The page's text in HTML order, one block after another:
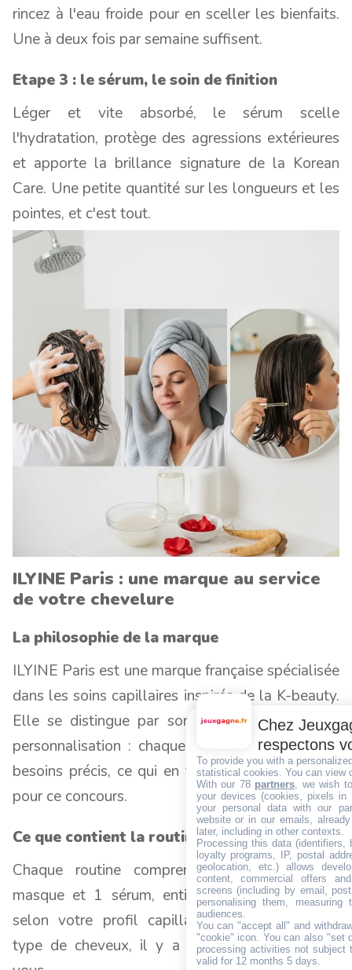
rincez à l'eau froide pour en sceller les bienfaits.
Une à deux fois par semaine suffisent.
Etape 3 : le sérum, le soin de finition
Léger et vite absorbé, le sérum scelle
l'hydratation, protège des agressions extérieures
et apporte la brillance signature de la Korean
Care. Une petite quantité sur les longueurs et les
pointes, et c'est tout.
ILYINE Paris : une marque au service
de votre chevelure
La philosophie de la marque
ILYINE Paris est une marque française spécialisée
dans les soins capillaires inspirés de la K-beauty.
Elle se distingue par son engagement pour la
personnalisation : chaque produit répond à des
besoins précis, ce qui en fait un partenaire idéal
pour ce concours.
Ce que contient la routine offerte
Chaque routine comprend 1 shampooing, 1
masque et 1 sérum, entièrement personnalisés
selon votre profil capillaire. Qu'importe votre
type de cheveux, il y a une routine faite pour
Chez
respectons
To provide you with a
statistical cookies. You can view
With our 78 partners, we wish
your devices (cookies, pixels
your personal data with our
website or in our emails,
later, including in other contexts.
Processing this data (identifiers,
loyalty programs, IP, postal
geolocation, etc.) allows
content, commercial offers
screens (including by email,
personalising them, measuring
audiences.
You can "accept all" and
"cookie" icon. You can also "set
processing activities not subject
valid for 12 months 5 days.